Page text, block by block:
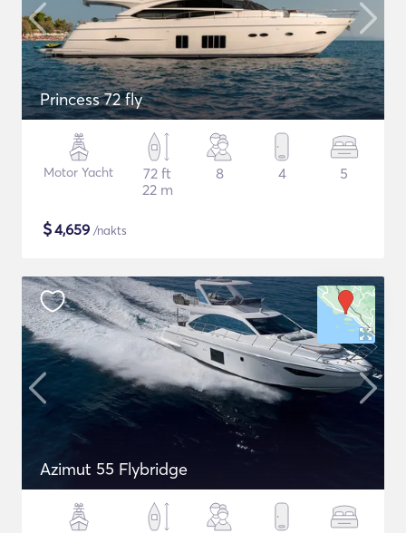
Princess 72 fly
Motor Yacht
72 ft
22 m
8 4 5
$4,659 /nakts
Azimut 55 Flybridge